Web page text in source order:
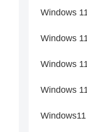
Windows
Windows
Windows
Windows
Windows11